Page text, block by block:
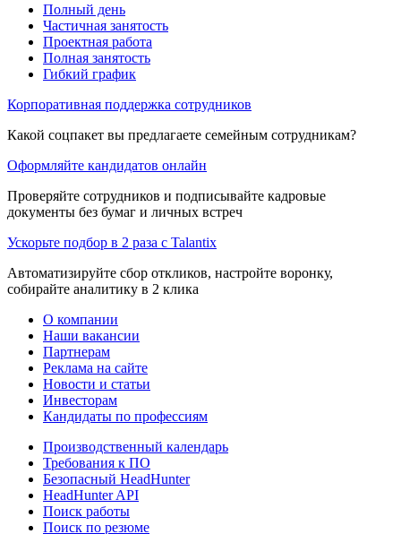
Полный день
Частичная занятость
Проектная работа
Полная занятость
Гибкий график
Корпоративная поддержка сотрудников
Какой соцпакет вы предлагаете семейным сотрудникам?
Оформляйте кандидатов онлайн
Проверяйте сотрудников и подписывайте кадровые
документы без бумаг и личных встреч
Ускорьте подбор в 2 раза с Talantix
Автоматизируйте сбор откликов, настройте воронку,
собирайте аналитику в 2 клика
О компании
Наши вакансии
Партнерам
Реклама на сайте
Новости и статьи
Инвесторам
Кандидаты по профессиям
Производственный календарь
Требования к ПО
Безопасный HeadHunter
HeadHunter API
Поиск работы
Поиск по резюме